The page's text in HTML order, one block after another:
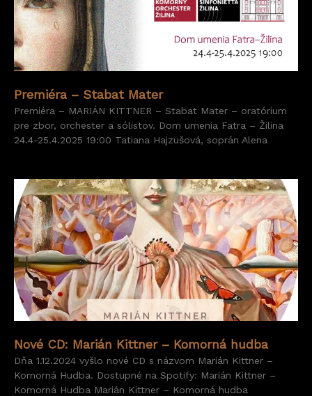
Premiéra – Stabat Mater
Premiéra – MARIÁN KITTNER – Stabat Mater – oratórium
pre zbor, orchester a sólistov. Dom umenia Fatra – Žilina
24.4-25.4.2025 19:00 Tatiana Hajzušová, soprán Alena
Nové CD: Marián Kittner – Komorná hudba
Dňa 1.12.2024 vyšlo nové CD s názvom Marián Kittner –
Komorná Hudba. Dostupné na Spotify: Marián Kittner –
Komorná Hudba Marián Kittner – Komorná hudba